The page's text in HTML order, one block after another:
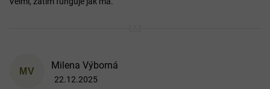
s
MV
Milena Výborná
Hodnocení produktu je 5 z 5 hvězdiček.
22.12.2025